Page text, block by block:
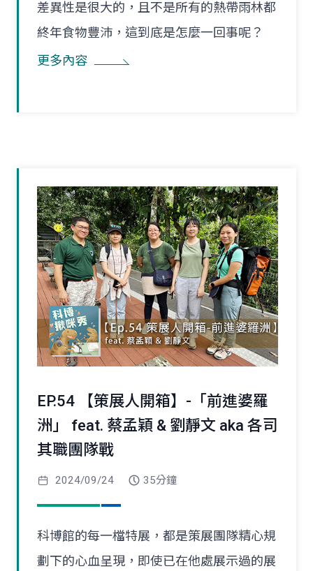
差異性是很大的，且不是所有的熱帶雨林都
終年食物豐沛，這到底是怎麼一回事呢？
更多內容
EP.54 【策展人開箱】-「前進婆羅
洲」 feat. 蔡孟穎 & 劉靜文 aka 各司
其職團隊戰
2024/09/24 35分鐘
科博館的每一檔特展，都是策展團隊精心規
劃下的心血呈現，即使已在他處展示過的展